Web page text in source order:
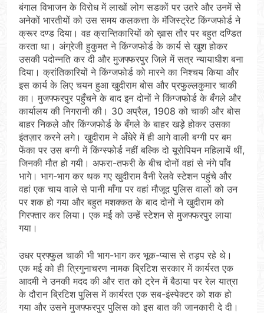
बंगाल विभाजन के विरोध में लाखों लोग सडकों पर उतरे और उनमें से
अनेकों भारतीयों को उस समय कलकत्ता के मॅजिस्ट्रेट किंग्जफोर्ड ने
क्रूर दण्ड दिया। वह क्रान्तिकारियों को ख़ास तौर पर बहुत दण्डित
करता था। अंग्रेजी हुकुमत ने किंग्जफोर्ड के कार्य से खुश होकर
उसकी पदोन्नति कर दी और मुजफ्फरपुर जिले में सत्र न्यायाधीश बना
दिया। क्रांतिकारियों ने किंग्जफोर्ड को मारने का निश्चय किया और
इस कार्य के लिए चयन हुआ खुदीराम बोस और प्रफुल्लकुमार चाकी
का। मुजफ्फरपुर पहुँचने के बाद इन दोनों ने किंग्जफोर्ड के बँगले और
कार्यालय की निगरानी की। 30 अप्रैल, 1908 को चाकी और बोस
बाहर निकले और किंग्जफोर्ड के बँगले के बाहर खड़े होकर उसका
इंतज़ार करने लगे। खुदीराम ने अँधेरे में ही आगे वाली बग्गी पर बम
फेंका पर उस बग्गी में किंग्स्फोर्ड नहीं बल्कि दो यूरोपियन महिलायें थीं,
जिनकी मौत हो गयी। अफरा-तफरी के बीच दोनों वहां से नंगे पाँव
भागे। भाग-भाग कर थक गए खुदीराम वैनी रेलवे स्टेशन पहुंचे और
वहां एक चाय वाले से पानी माँगा पर वहां मौजूद पुलिस वालों को उन
पर शक हो गया और बहुत मशक्कत के बाद दोनों ने खुदीराम को
गिरफ्तार कर लिया। एक मई को उन्हें स्टेशन से मुजफ्फरपुर लाया
गया।
उधर प्रफ्फुल चाकी भी भाग-भाग कर भूक-प्यास से तड़प रहे थे।
एक मई को ही त्रिगुनाचरण नामक ब्रिटिश सरकार में कार्यरत एक
आदमी ने उनकी मदद की और रात को ट्रेन में बैठाया पर रेल यात्रा
के दौरान ब्रिटिश पुलिस में कार्यरत एक सब-इंस्पेक्टर को शक हो
गया और उसने मुजफ्फरपुर पुलिस को इस बात की जानकारी दे दी।